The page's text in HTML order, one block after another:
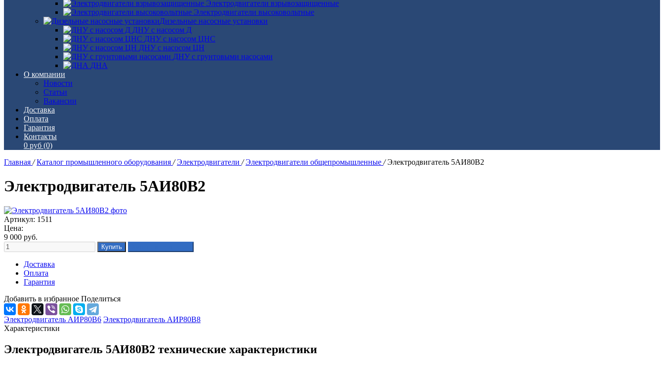
Электродвигатели взрывозащищенные
Электродвигатели высоковольтные
Дизельные насосные установки
ДНУ с насосом Д
ДНУ с насосом ЦНС
ДНУ с насосом ЦН
ДНУ с грунтовыми насосами
ДНА
О компании
Новости
Статьи
Вакансии
Доставка
Оплата
Гарантия
Контакты
0 руб (0)
Главная / Каталог промышленного оборудования / Электродвигатели / Электродвигатели общепромышленные / Электродвигатель 5АИ80В2
Электродвигатель 5АИ80В2
Артикул: 1511
Цена:
9 000 руб.
Доставка
Оплата
Гарантия
Добавить в избранное Поделиться
Электродвигатель АИР80В6 Электродвигатель АИР80В8
Характеристики
Электродвигатель 5АИ80В2 технические характеристики